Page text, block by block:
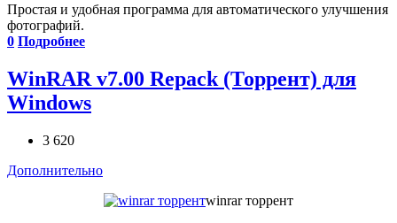
Простая и удобная программа для автоматического улучшения
фотографий.
0 Подробнее
WinRAR v7.00 Repack (Торрент) для
Windows
3 620
Дополнительно
winrar торрент